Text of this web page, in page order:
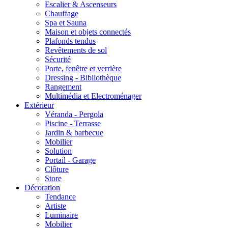
Escalier & Ascenseurs
Chauffage
Spa et Sauna
Maison et objets connectés
Plafonds tendus
Revêtements de sol
Sécurité
Porte, fenêtre et verrière
Dressing - Bibliothèque
Rangement
Multimédia et Electroménager
Extérieur
Véranda - Pergola
Piscine - Terrasse
Jardin & barbecue
Mobilier
Solution
Portail - Garage
Clôture
Store
Décoration
Tendance
Artiste
Luminaire
Mobilier